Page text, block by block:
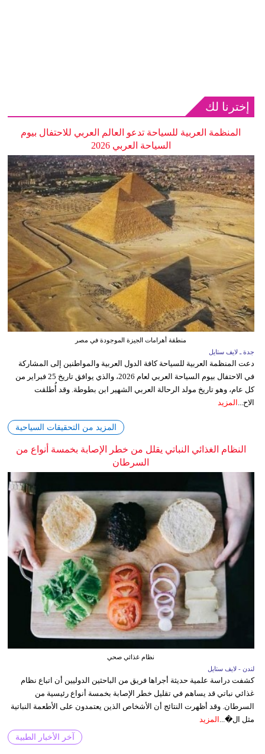
إخترنا لك
المنظمة العربية للسياحة تدعو العالم العربي للاحتفال بيوم
السياحة العربي 2026
منطقة أهرامات الجيزة الموجودة في مصر
جدة ـ لايف ستايل
دعت المنظمة العربية للسياحة كافة الدول العربية والمواطنين إلى المشاركة
في الاحتفال بيوم السياحة العربي لعام 2026، والذي يوافق تاريخ 25 فبراير من
كل عام، وهو تاريخ مولد الرحالة العربي الشهير ابن بطوطة. وقد أُطلقت
الاح... المزيد
المزيد من التحقيقات السياحية
النظام الغذائي النباتي يقلل من خطر الإصابة بخمسة أنواع من
السرطان
نظام غذائي صحي
لندن - لايف ستايل
كشفت دراسة علمية حديثة أجراها فريق من الباحثين الدوليين أن اتباع نظام
غذائي نباتي قد يساهم في تقليل خطر الإصابة بخمسة أنواع رئيسية من
السرطان. وقد أظهرت النتائج أن الأشخاص الذين يعتمدون على الأطعمة النباتية
مثل ال�...
المزيد
آخر الأخبار الطبية